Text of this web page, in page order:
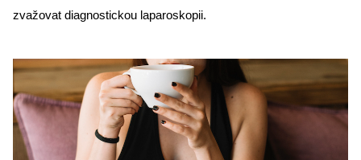
zvažovat diagnostickou laparoskopii.